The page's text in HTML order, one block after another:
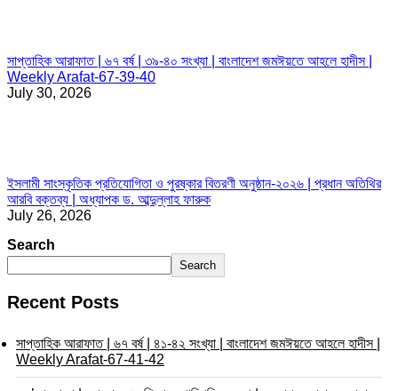
সাপ্তাহিক আরাফাত | ৬৭ বর্ষ | ৩৯-৪০ সংখ্যা | বাংলাদেশ জমঈয়তে আহলে হাদীস |
Weekly Arafat-67-39-40
July 30, 2026
ইসলামী সাংস্কৃতিক প্রতিযোগিতা ও পুরষ্কার বিতরণী অনুষ্ঠান-২০২৬ | প্রধান অতিথির
আরবি বক্তব্য | অধ্যাপক ড. আব্দুল্লাহ ফারুক
July 26, 2026
Search
Search
Recent Posts
সাপ্তাহিক আরাফাত | ৬৭ বর্ষ | ৪১-৪২ সংখ্যা | বাংলাদেশ জমঈয়তে আহলে হাদীস |
Weekly Arafat-67-41-42